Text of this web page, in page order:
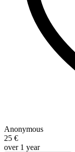
Anonymous
25 €
over 1 year